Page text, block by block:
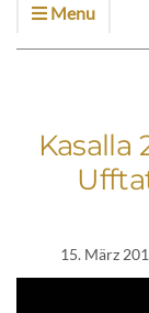
Menu
Kasalla
15. März